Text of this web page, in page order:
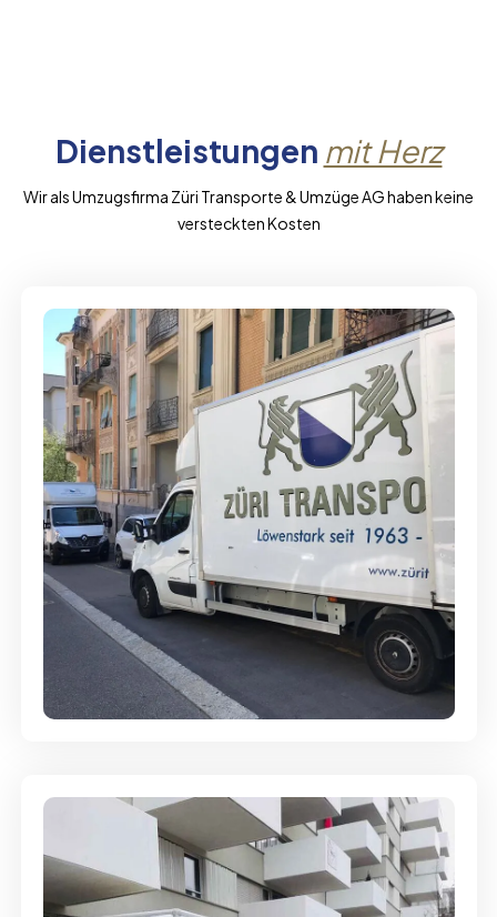
Dienstleistungen mit Herz
Wir als Umzugsfirma Züri Transporte & Umzüge AG haben keine
versteckten Kosten
Full-Service - Für Privatumzüge